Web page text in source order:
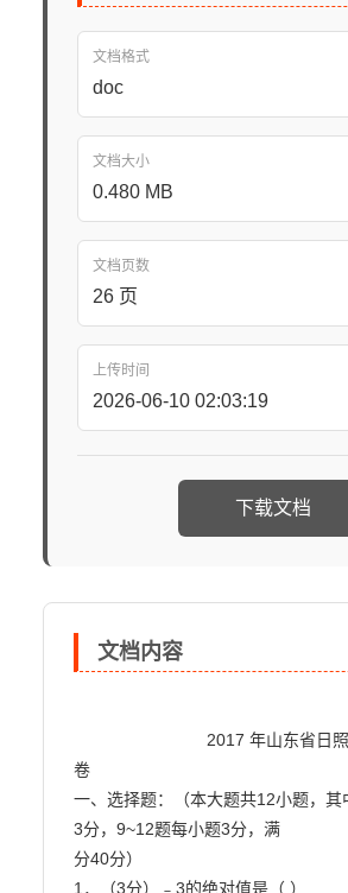
文档格式
doc
文档大小
0.480 MB
文档页数
26 页
上传时间
2026-06-10 02:03:19
下载文档
文档内容